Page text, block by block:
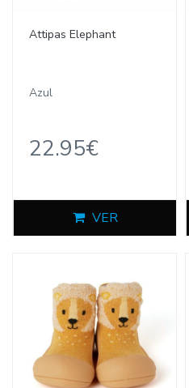
Attipas Elephant
Azul
22.95€
VER